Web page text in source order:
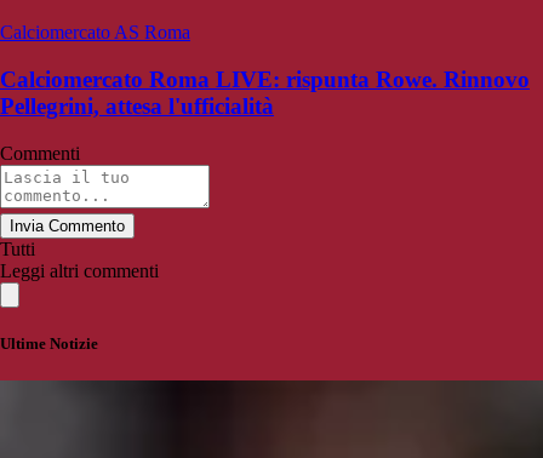
Calciomercato AS Roma
Calciomercato Roma LIVE: rispunta Rowe. Rinnovo
Pellegrini, attesa l'ufficialità
Commenti
Invia Commento
Tutti
Leggi altri commenti
Ultime Notizie